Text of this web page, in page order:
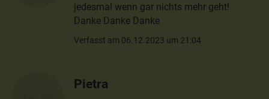
jedesmal wenn gar nichts mehr geht!
Danke Danke Danke
Verfasst am 06.12.2023 um 21:04
Pietra